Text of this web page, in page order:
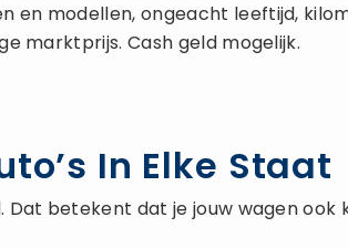
en modellen, ongeacht leeftijd,
marktprijs. Cash geld mogelijk.
In Elke Staat
betekent dat je jouw wagen ook